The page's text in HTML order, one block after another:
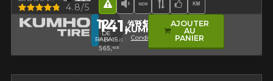
Faible niveau sonore
Nouveau produit
Bande de roulement
Choix de l'équipe
Haut
Hasard routier
Aperçu 4.8/5
12%
DE
RABAIS
AVEC LE CODE
KUMHO12
Conditions
141,48$
4 pneus :
565,92$
AJOUTER
AU
PANIER